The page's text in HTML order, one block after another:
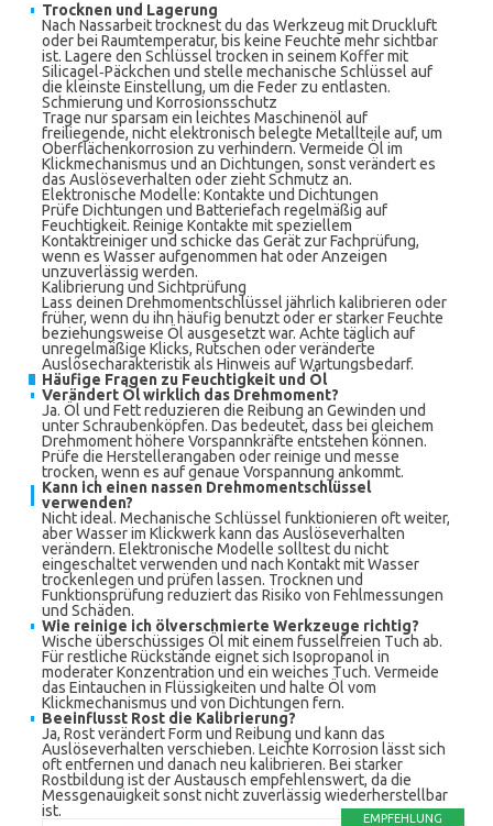
Trocknen und Lagerung
Nach Nassarbeit trocknest du das Werkzeug mit Druckluft
oder bei Raumtemperatur, bis keine Feuchte mehr sichtbar
ist. Lagere den Schlüssel trocken in seinem Koffer mit
Silicagel‑Päckchen und stelle mechanische Schlüssel auf
die kleinste Einstellung, um die Feder zu entlasten.
Schmierung und Korrosionsschutz
Trage nur sparsam ein leichtes Maschinenöl auf
freiliegende, nicht elektronisch belegte Metallteile auf, um
Oberflächenkorrosion zu verhindern. Vermeide Öl im
Klickmechanismus und an Dichtungen, sonst verändert es
das Auslöseverhalten oder zieht Schmutz an.
Elektronische Modelle: Kontakte und Dichtungen
Prüfe Dichtungen und Batteriefach regelmäßig auf
Feuchtigkeit. Reinige Kontakte mit speziellem
Kontaktreiniger und schicke das Gerät zur Fachprüfung,
wenn es Wasser aufgenommen hat oder Anzeigen
unzuverlässig werden.
Kalibrierung und Sichtprüfung
Lass deinen Drehmomentschlüssel jährlich kalibrieren oder
früher, wenn du ihn häufig benutzt oder er starker Feuchte
beziehungsweise Öl ausgesetzt war. Achte täglich auf
unregelmäßige Klicks, Rutschen oder veränderte
Auslösecharakteristik als Hinweis auf Wartungsbedarf.
Häufige Fragen zu Feuchtigkeit und Öl
Verändert Öl wirklich das Drehmoment?
Ja. Öl und Fett reduzieren die Reibung an Gewinden und
unter Schraubenköpfen. Das bedeutet, dass bei gleichem
Drehmoment höhere Vorspannkräfte entstehen können.
Prüfe die Herstellerangaben oder reinige und messe
trocken, wenn es auf genaue Vorspannung ankommt.
Kann ich einen nassen Drehmomentschlüssel
verwenden?
Nicht ideal. Mechanische Schlüssel funktionieren oft weiter,
aber Wasser im Klickwerk kann das Auslöseverhalten
verändern. Elektronische Modelle solltest du nicht
eingeschaltet verwenden und nach Kontakt mit Wasser
trockenlegen und prüfen lassen. Trocknen und
Funktionsprüfung reduziert das Risiko von Fehlmessungen
und Schäden.
Wie reinige ich ölverschmierte Werkzeuge richtig?
Wische überschüssiges Öl mit einem fusselfreien Tuch ab.
Für restliche Rückstände eignet sich Isopropanol in
moderater Konzentration und ein weiches Tuch. Vermeide
das Eintauchen in Flüssigkeiten und halte Öl vom
Klickmechanismus und von Dichtungen fern.
Beeinflusst Rost die Kalibrierung?
Ja, Rost verändert Form und Reibung und kann das
Auslöseverhalten verschieben. Leichte Korrosion lässt sich
oft entfernen und danach neu kalibrieren. Bei starker
Rostbildung ist der Austausch empfehlenswert, da die
Messgenauigkeit sonst nicht zuverlässig wiederherstellbar
ist.
EMPFEHLUNG